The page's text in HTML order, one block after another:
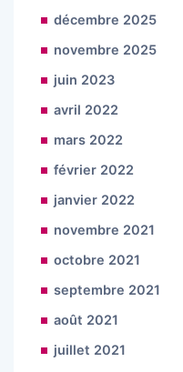
décembre 2025
novembre 2025
juin 2023
avril 2022
mars 2022
février 2022
janvier 2022
novembre 2021
octobre 2021
septembre 2021
août 2021
juillet 2021